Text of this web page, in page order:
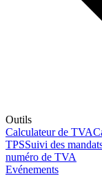
Outils
Calculateur de TVA
TPSSuivi des
numéro de TVA
Evénements